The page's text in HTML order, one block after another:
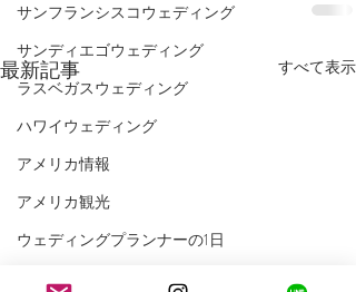
サンフランシスコウェディング
サンディエゴウェディング
ラスベガスウェディング
ハワイウェディング
アメリカ情報
アメリカ観光
ウェディングプランナーの1日
LA WEDDING AVENUEスタッフの1日
最新記事 すべて表示